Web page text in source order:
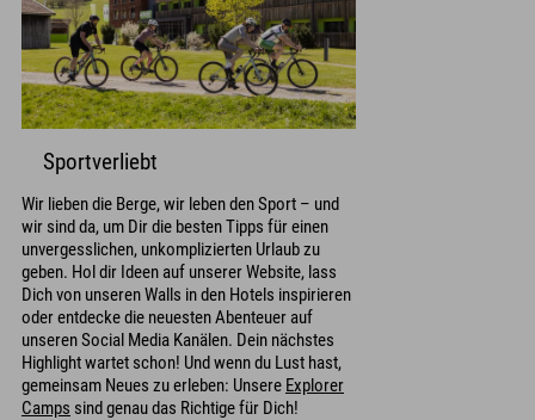
Sportverliebt
Wir lieben die Berge, wir leben den Sport – und
wir sind da, um Dir die besten Tipps für einen
unvergesslichen, unkomplizierten Urlaub zu
geben. Hol dir Ideen auf unserer Website, lass
Dich von unseren Walls in den Hotels inspirieren
oder entdecke die neuesten Abenteuer auf
unseren Social Media Kanälen. Dein nächstes
Highlight wartet schon! Und wenn du Lust hast,
gemeinsam Neues zu erleben: Unsere Explorer
Camps sind genau das Richtige für Dich!